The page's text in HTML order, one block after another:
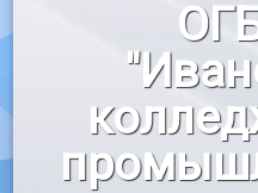
«Профессионалы»
«Профессионалитет»